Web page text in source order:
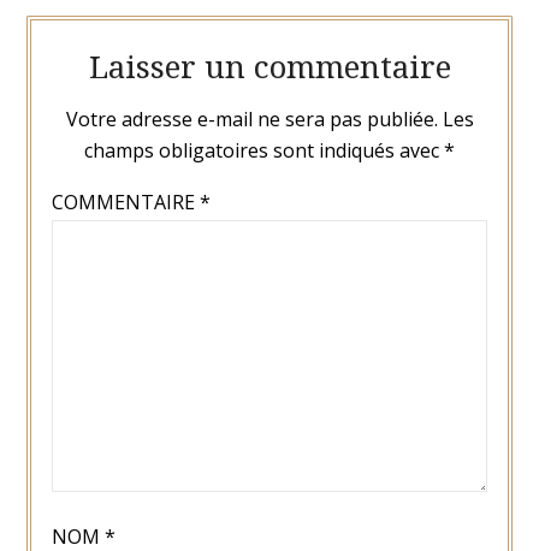
Laisser un commentaire
Votre adresse e-mail ne sera pas publiée. Les
champs obligatoires sont indiqués avec*
COMMENTAIRE*
NOM *